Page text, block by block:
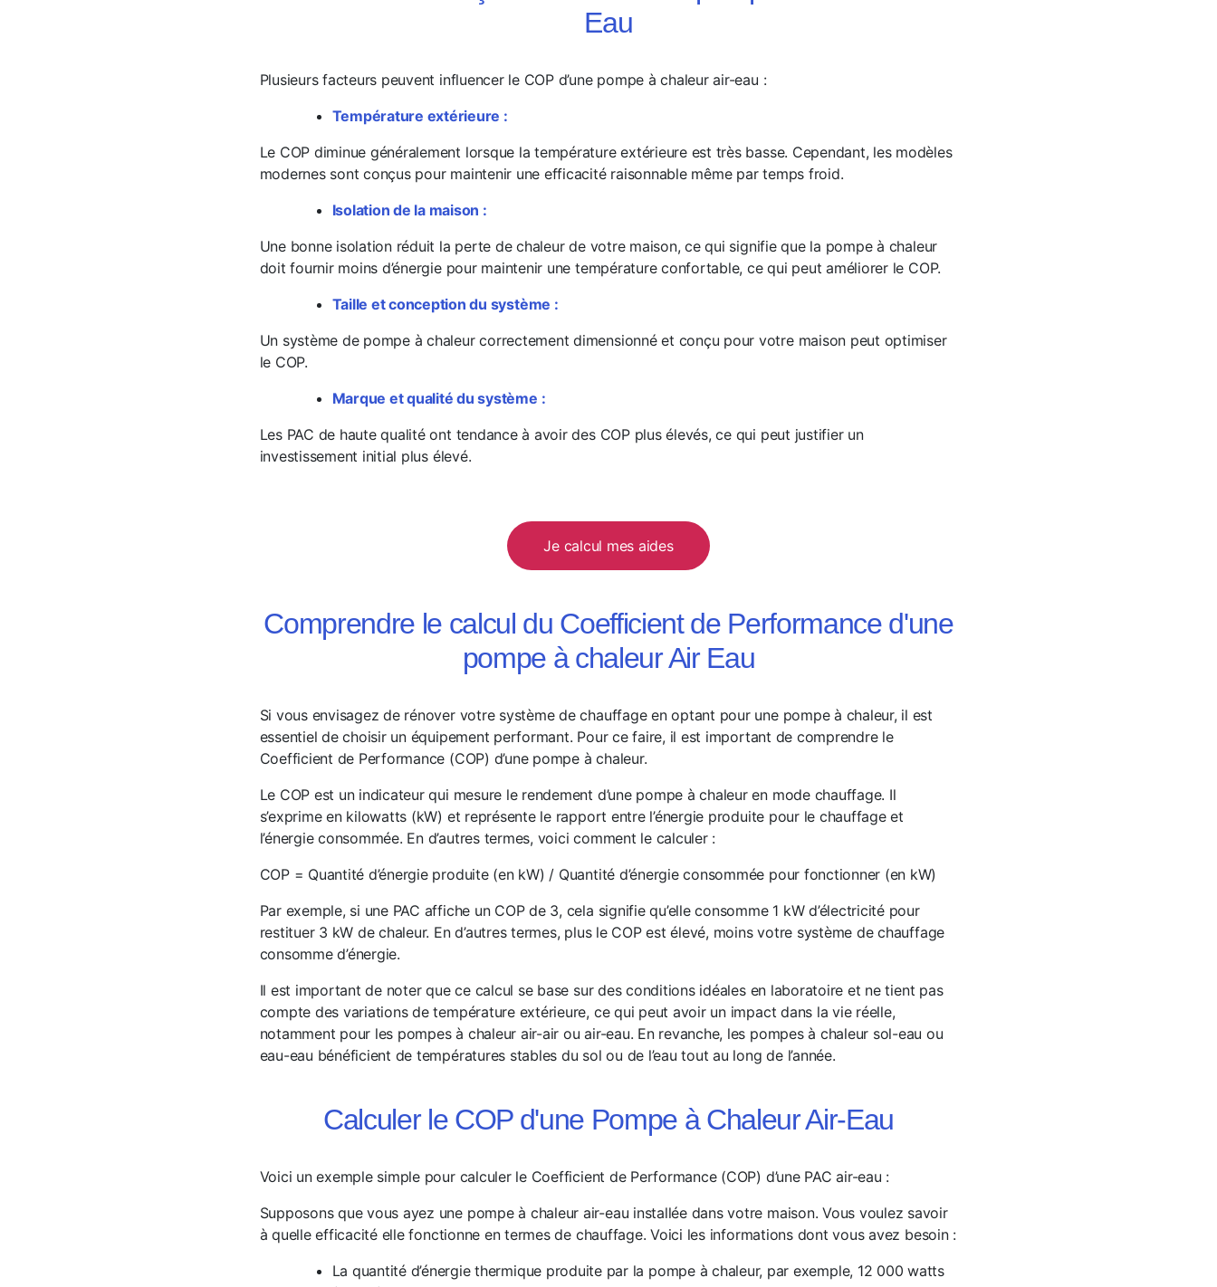
Eau
Plusieurs facteurs peuvent influencer le COP d’une pompe à chaleur air-eau :
Température extérieure :
Le COP diminue généralement lorsque la température extérieure est très basse. Cependant, les modèles
modernes sont conçus pour maintenir une efficacité raisonnable même par temps froid.
Isolation de la maison :
Une bonne isolation réduit la perte de chaleur de votre maison, ce qui signifie que la pompe à chaleur
doit fournir moins d’énergie pour maintenir une température confortable, ce qui peut améliorer le COP.
Taille et conception du système :
Un système de pompe à chaleur correctement dimensionné et conçu pour votre maison peut optimiser
le COP.
Marque et qualité du système :
Les PAC de haute qualité ont tendance à avoir des COP plus élevés, ce qui peut justifier un
investissement initial plus élevé.
Je calcul mes aides
Comprendre le calcul du Coefficient de Performance d'une
pompe à chaleur Air Eau
Si vous envisagez de rénover votre système de chauffage en optant pour une pompe à chaleur, il est
essentiel de choisir un équipement performant. Pour ce faire, il est important de comprendre le
Coefficient de Performance (COP) d’une pompe à chaleur.
Le COP est un indicateur qui mesure le rendement d’une pompe à chaleur en mode chauffage. Il
s’exprime en kilowatts (kW) et représente le rapport entre l’énergie produite pour le chauffage et
l’énergie consommée. En d’autres termes, voici comment le calculer :
COP = Quantité d’énergie produite (en kW) / Quantité d’énergie consommée pour fonctionner (en kW)
Par exemple, si une PAC affiche un COP de 3, cela signifie qu’elle consomme 1 kW d’électricité pour
restituer 3 kW de chaleur. En d’autres termes, plus le COP est élevé, moins votre système de chauffage
consomme d’énergie.
Il est important de noter que ce calcul se base sur des conditions idéales en laboratoire et ne tient pas
compte des variations de température extérieure, ce qui peut avoir un impact dans la vie réelle,
notamment pour les pompes à chaleur air-air ou air-eau. En revanche, les pompes à chaleur sol-eau ou
eau-eau bénéficient de températures stables du sol ou de l’eau tout au long de l’année.
Calculer le COP d'une Pompe à Chaleur Air-Eau
Voici un exemple simple pour calculer le Coefficient de Performance (COP) d’une PAC air-eau :
Supposons que vous ayez une pompe à chaleur air-eau installée dans votre maison. Vous voulez savoir
à quelle efficacité elle fonctionne en termes de chauffage. Voici les informations dont vous avez besoin :
La quantité d’énergie thermique produite par la pompe à chaleur, par exemple, 12 000 watts